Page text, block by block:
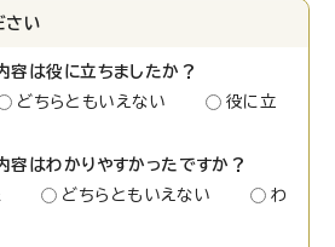
さい
容は役に立ちましたか？
どちらともいえない
役に立
容はわかりやすかったですか？
どちらともいえない
わ